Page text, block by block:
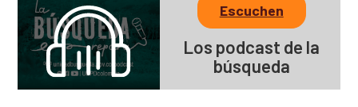
Escuchen
Los podcast de la
búsqueda